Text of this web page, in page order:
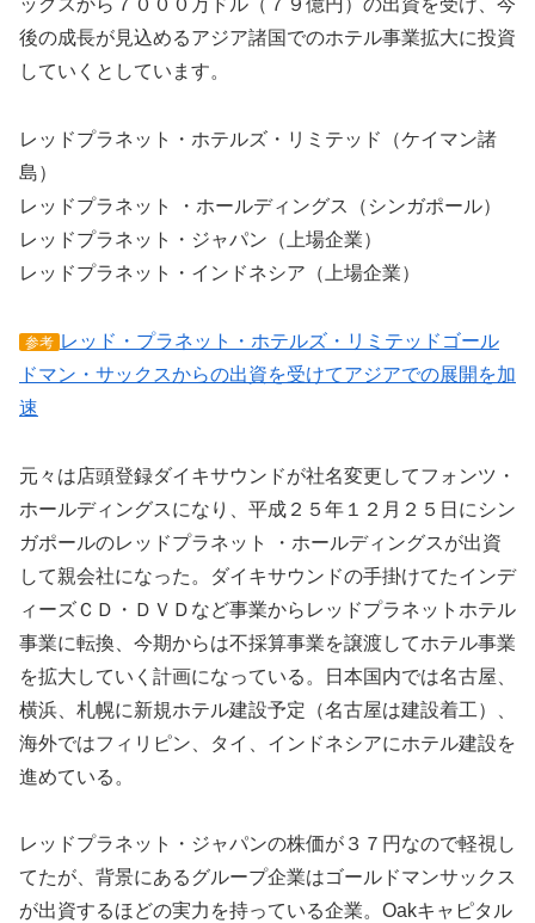
ックスから７０００万ドル（７９億円）の出資を受け、今
後の成長が見込めるアジア諸国でのホテル事業拡大に投資
していくとしています。
レッドプラネット・ホテルズ・リミテッド（ケイマン諸
島）
レッドプラネット ・ホールディングス（シンガポール）
レッドプラネット・ジャパン（上場企業）
レッドプラネット・インドネシア（上場企業）
参考 レッド・プラネット・ホテルズ・リミテッドゴール
ドマン・サックスからの出資を受けてアジアでの展開を加
速
元々は店頭登録ダイキサウンドが社名変更してフォンツ・
ホールディングスになり、平成２５年１２月２５日にシン
ガポールのレッドプラネット ・ホールディングスが出資
して親会社になった。ダイキサウンドの手掛けてたインデ
ィーズＣＤ・ＤＶＤなど事業からレッドプラネットホテル
事業に転換、今期からは不採算事業を譲渡してホテル事業
を拡大していく計画になっている。日本国内では名古屋、
横浜、札幌に新規ホテル建設予定（名古屋は建設着工）、
海外ではフィリピン、タイ、インドネシアにホテル建設を
進めている。
レッドプラネット・ジャパンの株価が３７円なので軽視し
てたが、背景にあるグループ企業はゴールドマンサックス
が出資するほどの実力を持っている企業。Oakキャピタル